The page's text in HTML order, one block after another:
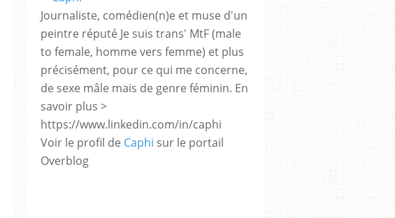
Journaliste, comédien(n)e et muse d'un
peintre réputé Je suis trans' MtF (male
to female, homme vers femme) et plus
précisément, pour ce qui me concerne,
de sexe mâle mais de genre féminin. En
savoir plus >
https://www.linkedin.com/in/caphi
Voir le profil de Caphi sur le portail
Overblog